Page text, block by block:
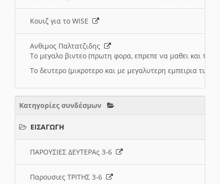
Κουιζ για το WISE
Ανθιμος Παλτατζιδης
Το μεγαλο βιντεο (πρωτη φορα, επρεπε να μαθει και το
Το δευτερο (μικροτερο και με μεγαλυτερη εμπειρια
Κατηγορίες συνδέσμων
ΕΙΣΑΓΩΓΗ
ΠΑΡΟΥΣΙΕΣ ΔΕΥΤΕΡΑς 3-6
Παρουσιες ΤΡΙΤΗΣ 3-6